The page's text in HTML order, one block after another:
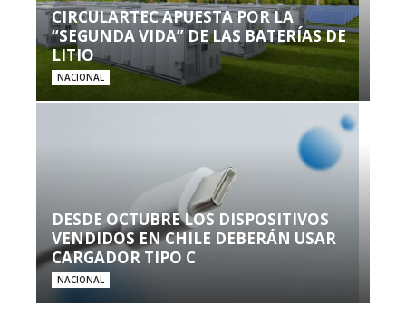
CIRCULARTEC APUESTA POR LA
“SEGUNDA VIDA” DE LAS BATERÍAS DE
LITIO
NACIONAL
DESDE OCTUBRE LOS DISPOSITIVOS
VENDIDOS EN CHILE DEBERÁN USAR
CARGADOR TIPO C
NACIONAL